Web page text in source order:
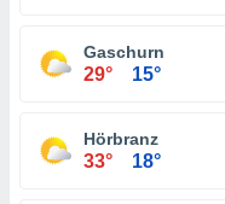
Gaschurn
29° 15°
Hörbranz
33° 18°